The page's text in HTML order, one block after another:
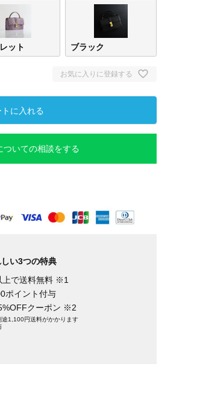
ット ブラック
お気に入りに登録する
トに入れる
ついての相談をする
い3つの特典
上で送料無料 ※1
ポイント付与
クーポン ※2
1,100円送料がかかります